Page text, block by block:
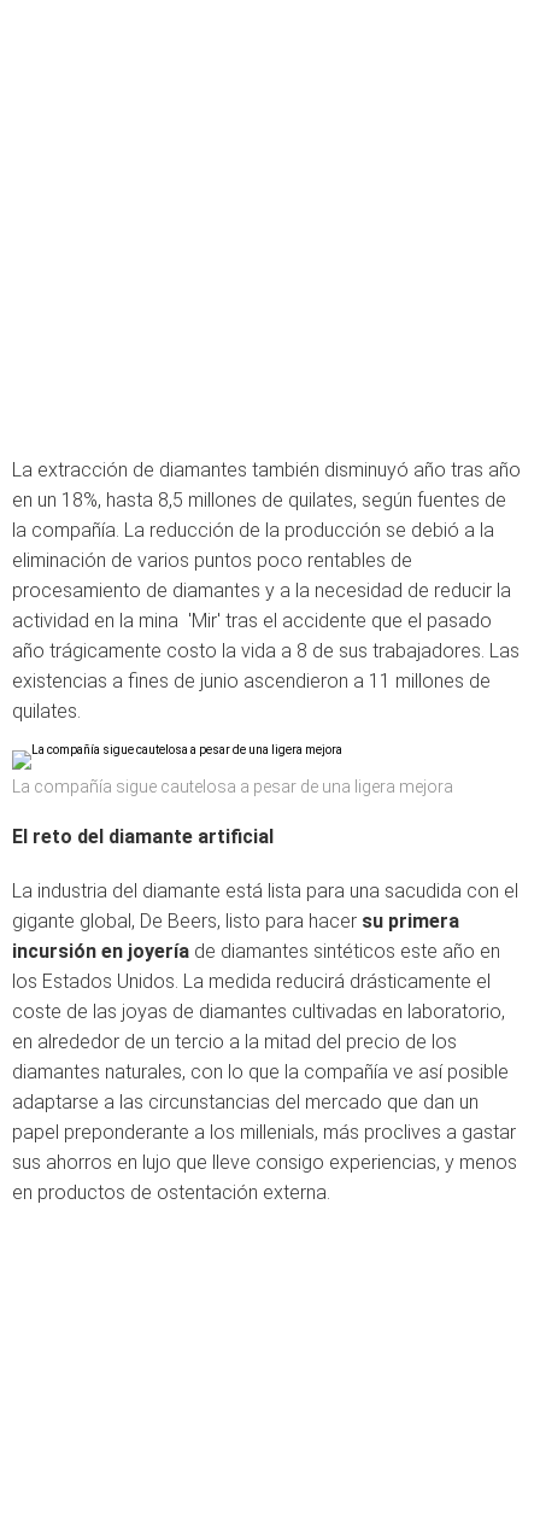
La extracción de diamantes también disminuyó año tras año
en un 18%, hasta 8,5 millones de quilates, según fuentes de
la compañía. La reducción de la producción se debió a la
eliminación de varios puntos poco rentables de
procesamiento de diamantes y a la necesidad de reducir la
actividad en la mina 'Mir' tras el accidente que el pasado
año trágicamente costo la vida a 8 de sus trabajadores. Las
existencias a fines de junio ascendieron a 11 millones de
quilates.
La compañía sigue cautelosa a pesar de una ligera mejora
El reto del diamante artificial
La industria del diamante está lista para una sacudida con el
gigante global, De Beers, listo para hacer su primera
incursión en joyería de diamantes sintéticos este año en
los Estados Unidos. La medida reducirá drásticamente el
coste de las joyas de diamantes cultivadas en laboratorio,
en alrededor de un tercio a la mitad del precio de los
diamantes naturales, con lo que la compañía ve así posible
adaptarse a las circunstancias del mercado que dan un
papel preponderante a los millenials, más proclives a gastar
sus ahorros en lujo que lleve consigo experiencias, y menos
en productos de ostentación externa.